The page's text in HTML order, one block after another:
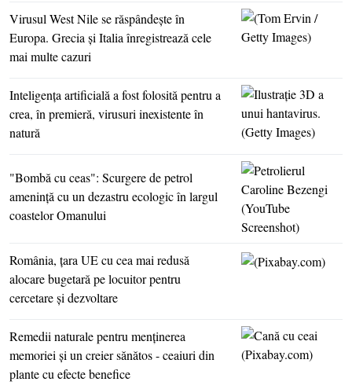
Virusul West Nile se răspândeşte în
Europa. Grecia şi Italia înregistrează cele
mai multe cazuri
Inteligenţa artificială a fost folosită pentru a
crea, în premieră, virusuri inexistente în
natură
"Bombă cu ceas": Scurgere de petrol
ameninţă cu un dezastru ecologic în largul
coastelor Omanului
România, ţara UE cu cea mai redusă
alocare bugetară pe locuitor pentru
cercetare şi dezvoltare
Remedii naturale pentru menţinerea
memoriei şi un creier sănătos - ceaiuri din
plante cu efecte benefice